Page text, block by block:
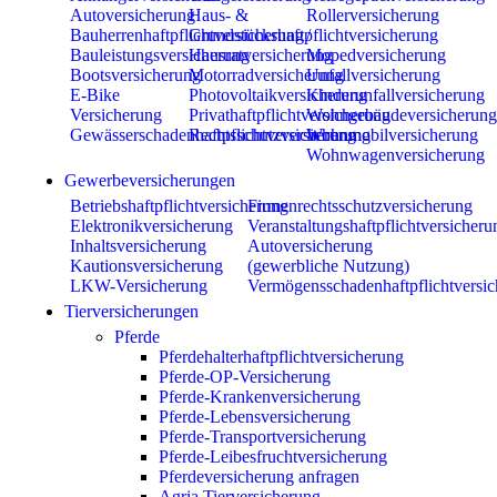
Autoversicherung
Bauherrenhaftpflichtversicherung
Bauleistungsversicherung
Bootsversicherung
E-Bike
Versicherung
Gewässerschadenhaftpflichtversicherung
Haus- &
Grundstückshaftpflichtversicherung
Hausratversicherung
Motorradversicherung
Photovoltaikversicherung
Privathaftpflichtversicherung
Rechtsschutzversicherung
Rollerversicherung
/
Mopedversicherung
Unfallversicherung
Kinderunfallversicherung
Wohngebäudeversicherung
Wohnmobilversicherung
Wohnwagenversicherung
Gewerbeversicherungen
Betriebshaftpflichtversicherung
Elektronikversicherung
Inhaltsversicherung
Kautionsversicherung
LKW-Versicherung
Firmenrechtsschutzversicherung
Autoversicherung
(gewerbliche Nutzung)
Tierversicherungen
Pferde
Pferdehalterhaftpflichtversicherung
Pferde-OP-Versicherung
Pferde-Krankenversicherung
Pferde-Lebensversicherung
Pferde-Transportversicherung
Pferde-Leibesfruchtversicherung
Pferdeversicherung anfragen